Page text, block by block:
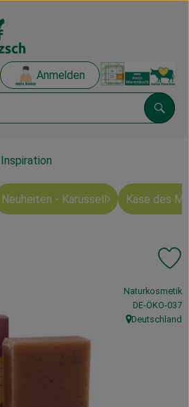
Anmelden
öffnen oder
Neuheiten - Karussell Käse des
, Verband:
Naturkosmetik
,DE-ÖKO-037
, Herkunft:
Deutschland